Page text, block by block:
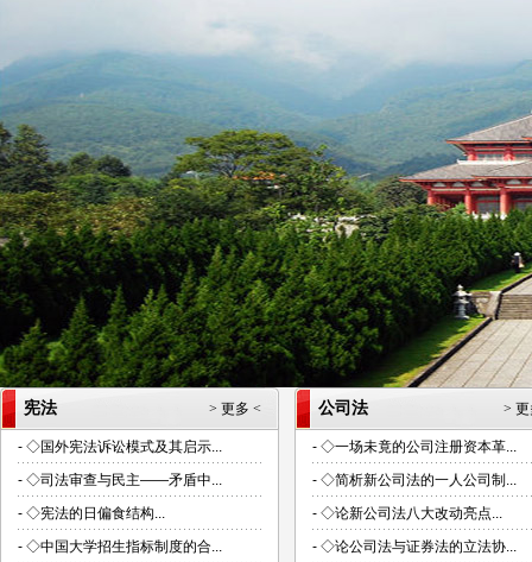
> 更多 <
宪法
- ◇国外宪法诉讼模式及其启示...
- ◇司法审查与民主——矛盾中...
- ◇宪法的日偏食结构...
- ◇中国大学招生指标制度的合...
>
公司法
- ◇一场未竟的公司注册资本革...
- ◇简析新公司法的一人公司制...
- ◇论新公司法八大改动亮点...
- ◇论公司法与证券法的立法协...